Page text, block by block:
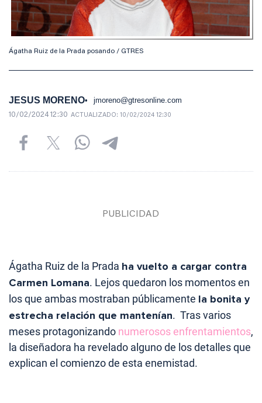
Ágatha Ruiz de la Prada posando / GTRES
JESUS MORENO jmoreno@gtresonline.com
10/02/2024 12:30 ACTUALIZADO: 10/02/2024 12:30
Ágatha Ruiz de la Prada ha vuelto a cargar contra
Carmen Lomana. Lejos quedaron los momentos en
los que ambas mostraban públicamente la bonita y
estrecha relación que mantenían. Tras varios
meses protagonizando numerosos enfrentamientos,
la diseñadora ha revelado alguno de los detalles que
explican el comienzo de esta enemistad.